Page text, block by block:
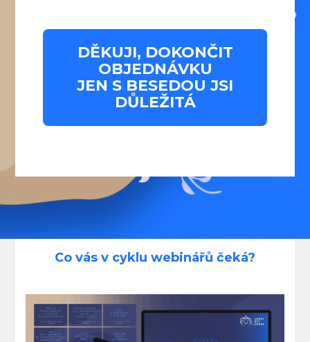
DĚKUJI, DOKONČIT
OBJEDNÁVKU
JEN S BESEDOU JSI
DŮLEŽITÁ
Co vás v cyklu webinářů čeká?